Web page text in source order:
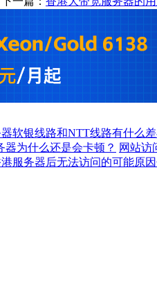
器软银线路和NTT线路有什么
器为什么还是会卡顿？ 网站访
服务器后无法访问的可能原